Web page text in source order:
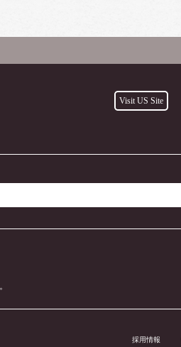
Visit US Site
採用情報